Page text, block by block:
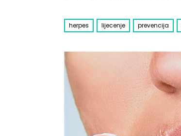
herpes lijecenje prevencija